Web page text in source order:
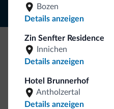
Bozen
Details anzeigen
Zin Senfter Residence
Innichen
Details anzeigen
Hotel Brunnerhof
Antholzertal
Details anzeigen
Seien Sie originell,
Kollektion
So viele von Ihnen haben
von Dolomiti.it ist da!